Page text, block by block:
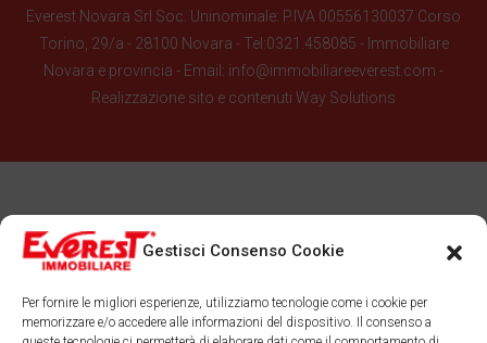
Gestisci Consenso Cookie
Per fornire le migliori esperienze, utilizziamo tecnologie come i cookie per
memorizzare e/o accedere alle informazioni del dispositivo. Il consenso a
Everest Novara Srl Soc. Uninominale: P.IVA 00556130037 Corso
Torino, 29/a - 28100 Novara - Tel:0321.458085 - Immobiliare
Novara e provincia - Email: info@immobiliareeverest.com -
Realizzazione sito e contenuti Way Solutions